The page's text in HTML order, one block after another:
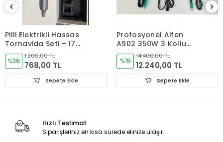
Pilli Elektrikli Hassas
Tornavida Seti – 17
Uçlu Manyetik
Tornavida
%36
1.200,00 TL
768,00 TL
Sepete Ekle
Profosyonel Aifen
A902 350W 3 Kollu
Akıllı Havya Lehim
İstasyonu (C-115/C-
210/C-245/C-470)X2
%15
14.400,00 TL
12.240,00 TL
Sepete Ekle
Hızlı Teslimat
Siparişleriniz en kısa sürede elinize ulaşır.